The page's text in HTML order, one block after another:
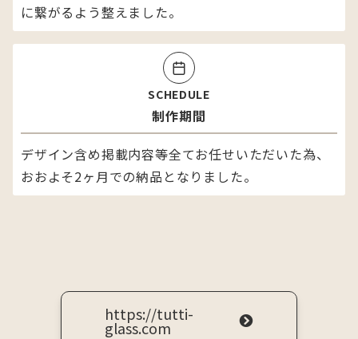
に繋がるよう整えました。
SCHEDULE
制作期間
デザイン含め掲載内容等全てお任せいただいた為、
おおよそ2ヶ月での納品となりました。
https://tutti-
glass.com